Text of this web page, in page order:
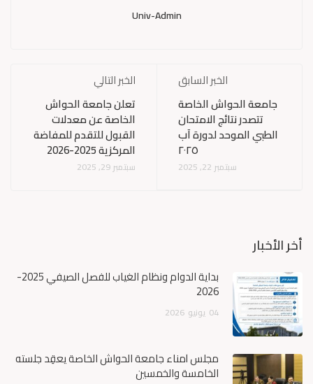
Univ-Admin
الخبر السابق
جامعة الحواش الخاصة
تتصدر نتائج الامتحان
الطبي الموحد لدورة آب
٢٠٢٥
سبتمبر 22, 2025
الخبر التالي
تعلن جامعة الحواش
الخاصة عن معدلات
القبول للتقدم للمفاضة
المركزية 2025-2026
سبتمبر 29, 2025
أخر الأخبار
بداية الدوام ونظام الغياب للفصل الصيفي 2025-
2026
04 يونيو 2026
مجلس أمناء جامعة الحواش الخاصة يعقِد جلسته
الخامسة والخمسين